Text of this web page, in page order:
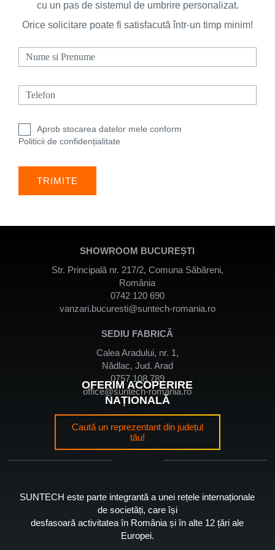
Doar pentru
Low Cost
prețurile
neschimbate
cu un pas de sistemul de umbrire personalizat.
Orice solicitare poate fi satisfacută într-un timp minim!
Aprob stocarea datelor mele conform
Politicii de confidențialitate
SHOWROOM BUCUREȘTI
Str. Principală nr. 217/2, Comuna Săbăreni,
România
0742 120 690
vanzari.bucuresti@suntech-romania.ro
SEDIU FABRICĂ
Calea Aradului, nr. 1,
Nădlac, Jud. Arad
0757 108 789
office@suntech-romania.ro
OFERIM ACOPERIRE
NAȚIONALĂ
Caută un reprezentant din județul
tău!
SUNTECH este parte integrantă a unei rețele internaționale
de societăți, care își
desfasoară activitatea în România și în alte 12 țări ale
Europei.